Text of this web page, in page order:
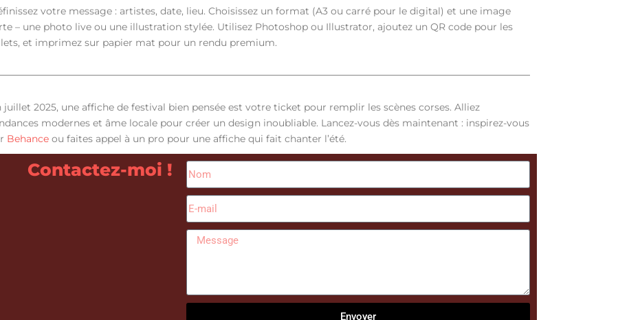
votre message : artistes, date, lieu. Choisissez un format (A3 ou carré pour le digital) et une image
– une photo live ou une illustration stylée. Utilisez Photoshop ou Illustrator, ajoutez un QR code pour les
et imprimez sur papier mat pour un rendu premium.
juillet 2025, une affiche de festival bien pensée est votre ticket pour remplir les scènes corses. Alliez
modernes et âme locale pour créer un design inoubliable. Lancez-vous dès maintenant : inspirez-vous
Behance ou faites appel à un pro pour une affiche qui fait chanter l’été.
Contactez-moi !
Envoyer